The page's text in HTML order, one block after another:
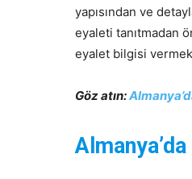
yapısından ve
eyaleti tanıtmadan
eyalet bilgisi
Göz atın: